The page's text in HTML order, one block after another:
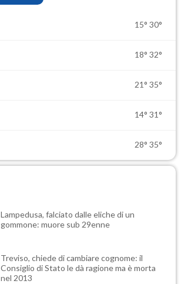
15° 30°
18° 32°
21° 35°
14° 31°
28° 35°
Lampedusa, falciato dalle eliche di un
gommone: muore sub 29enne
Treviso, chiede di cambiare cognome: il
Consiglio di Stato le dà ragione ma è morta
nel 2013